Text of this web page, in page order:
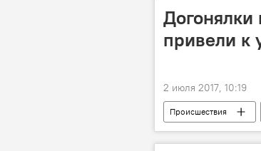
Догонялки
привели к
2 июля 2017, 10:19
Происшествия